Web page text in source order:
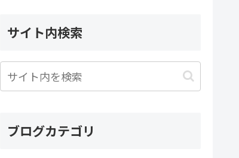
サイト内検索
ブログカテゴリ